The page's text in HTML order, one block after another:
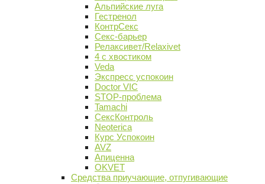
Альпийские луга
Гестренол
КонтрСекс
Секс-барьер
Релаксивет/Relaxivet
4 с хвостиком
Veda
Экспресс успокоин
Doctor VIC
STOP-проблема
Tamachi
СексКонтроль
Neoterica
Курс Успокоин
AVZ
Апиценна
OKVET
Средства приучающие, отпугивающие